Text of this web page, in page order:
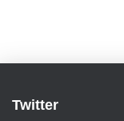
Twitter